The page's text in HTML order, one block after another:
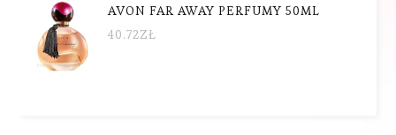
AVON FAR AWAY PERFUMY 50ML
40.72ZŁ